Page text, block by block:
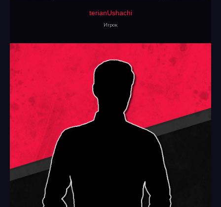
terianUshachi
Игрок